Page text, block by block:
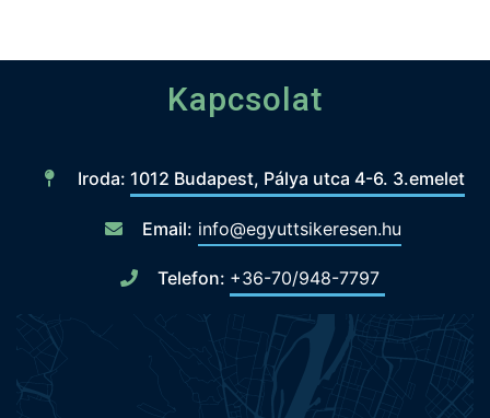
Kapcsolat
Iroda: 1012 Budapest, Pálya utca 4-6. 3.emelet
Email: info@egyuttsikeresen.hu
Telefon: +36-70/948-7797